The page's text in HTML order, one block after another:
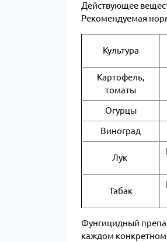
Действующее
Рекомендуемая
Культура
Картофель,
томаты
Огурцы
Виноград
Лук
Табак
Фунгицидный
каждом конкретном